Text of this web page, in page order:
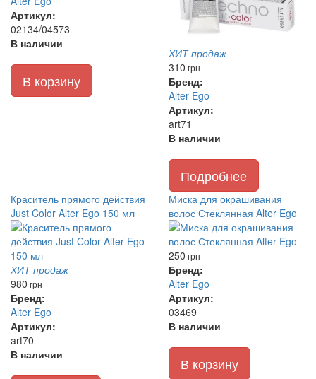
Артикул:
02134/04573
В наличии
В корзину
ХИТ продаж
310 грн
Бренд:
Alter Ego
Артикул:
art71
В наличии
Подробнее
Краситель прямого действия
Just Color Alter Ego 150 мл
ХИТ продаж
980 грн
Бренд:
Alter Ego
Артикул:
art70
В наличии
Миска для окрашивания
волос Стеклянная Alter Ego
250 грн
Бренд:
Alter Ego
Артикул:
03469
В наличии
В корзину